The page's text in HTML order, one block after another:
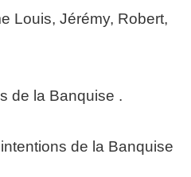
Louis, Jérémy, Robert,
de la Banquise .
de la Banquise